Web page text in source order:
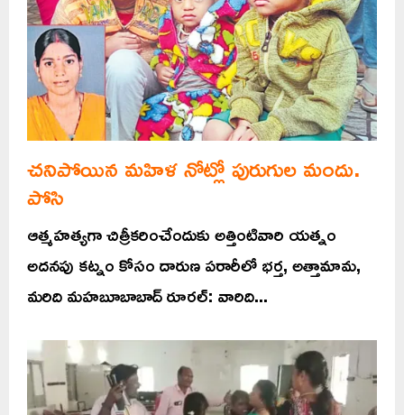
చనిపోయిన మహిళ నోట్లో పురుగుల మందు.
పోసి
ఆత్మహత్యగా చిత్రీకరించేందుకు అత్తింటివారి యత్నం
అదనపు కట్నం కోసం దారుణ పరారీలో భర్త, అత్తామామ,
మరిది మహబూబాబాద్ రూరల్: వారిది...